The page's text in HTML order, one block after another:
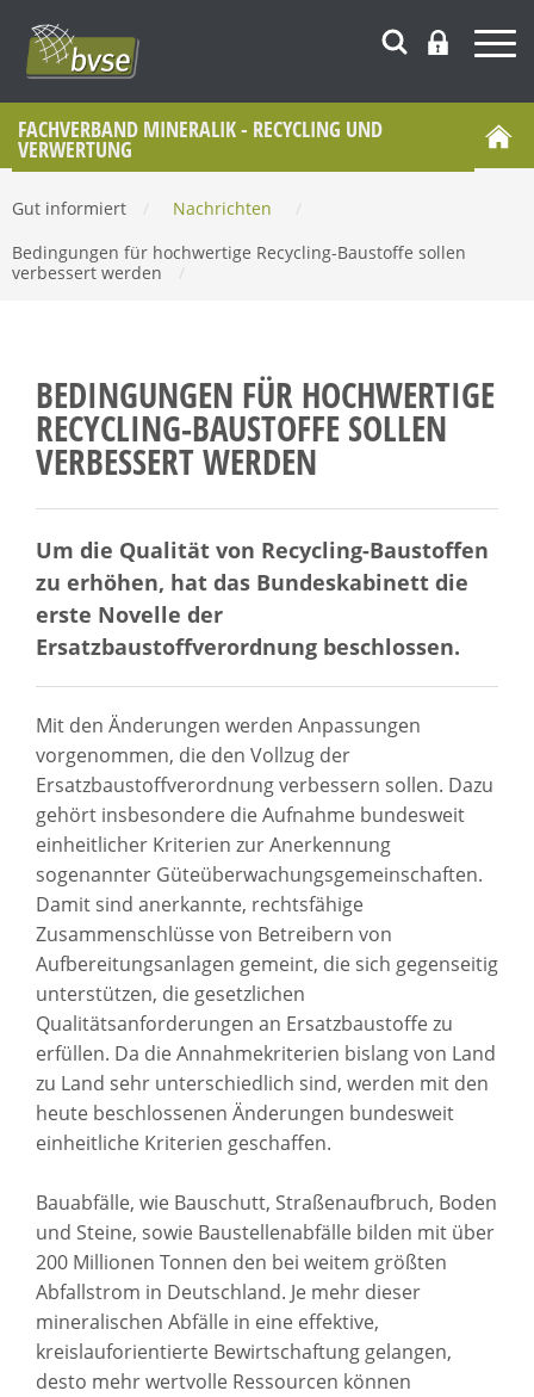
FACHVERBAND MINERALIK - RECYCLING UND
VERWERTUNG
Gut informiert Nachrichten
Bedingungen für hochwertige Recycling-Baustoffe sollen
verbessert werden
BEDINGUNGEN FÜR HOCHWERTIGE
RECYCLING-BAUSTOFFE SOLLEN
VERBESSERT WERDEN
Um die Qualität von Recycling-Baustoffen
zu erhöhen, hat das Bundeskabinett die
erste Novelle der
Ersatzbaustoffverordnung beschlossen.
Mit den Änderungen werden Anpassungen
vorgenommen, die den Vollzug der
Ersatzbaustoffverordnung verbessern sollen. Dazu
gehört insbesondere die Aufnahme bundesweit
einheitlicher Kriterien zur Anerkennung
sogenannter Güteüberwachungsgemeinschaften.
Damit sind anerkannte, rechtsfähige
Zusammenschlüsse von Betreibern von
Aufbereitungsanlagen gemeint, die sich gegenseitig
unterstützen, die gesetzlichen
Qualitätsanforderungen an Ersatzbaustoffe zu
erfüllen. Da die Annahmekriterien bislang von Land
zu Land sehr unterschiedlich sind, werden mit den
heute beschlossenen Änderungen bundesweit
einheitliche Kriterien geschaffen.
Bauabfälle, wie Bauschutt, Straßenaufbruch, Boden
und Steine, sowie Baustellenabfälle bilden mit über
200 Millionen Tonnen den bei weitem größten
Abfallstrom in Deutschland. Je mehr dieser
mineralischen Abfälle in eine effektive,
kreislauforientierte Bewirtschaftung gelangen,
desto mehr wertvolle Ressourcen können